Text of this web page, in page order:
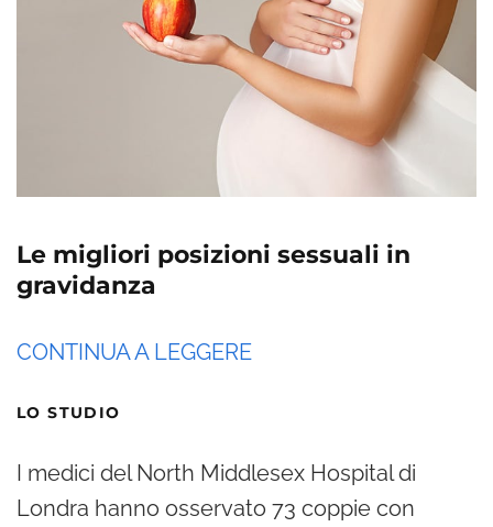
Le migliori posizioni sessuali in
gravidanza
CONTINUA A LEGGERE
LO STUDIO
I medici del North Middlesex Hospital di
Londra hanno osservato 73 coppie con